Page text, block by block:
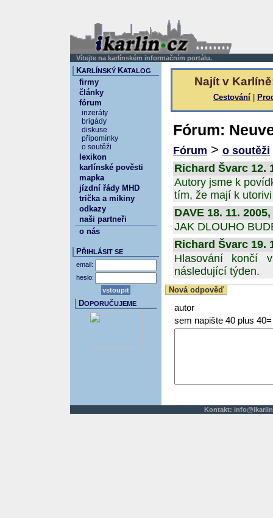
Vítejte na karlínském informačním portálu.
Najít v
Cestování
Fórum:
Fórum > o soutěži
Richard Švarc 12.
Autory jsme k
tím, že mají k
DAVE 18. 11.
JAK DLOUHO
Richard Švarc 19.
Hlasování končí
následující týden.
Nová odpověď
autor
sem napište 40 plus 40=
KARLÍNSKÝ KATALOG
firmy
články
fórum
inzeráty
brigády
diskuse
připomínky
o soutěži
lexikon
karlínské pověsti
mapka
jízdní řády MHD
trička a mikiny
odkazy
naši partneři
o nás
PŘIHLÁSIT SE
email:
heslo:
DOPORUČUJEME
Kontakt: